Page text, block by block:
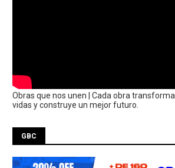
Obras que nos unen | Cada obra transforma
vidas y construye un mejor futuro.
GBC